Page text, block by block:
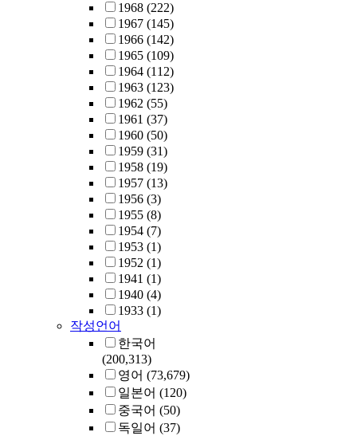
1968 (222)
1967 (145)
1966 (142)
1965 (109)
1964 (112)
1963 (123)
1962 (55)
1961 (37)
1960 (50)
1959 (31)
1958 (19)
1957 (13)
1956 (3)
1955 (8)
1954 (7)
1953 (1)
1952 (1)
1941 (1)
1940 (4)
1933 (1)
작성언어
한국어
(200,313)
영어 (73,679)
일본어 (120)
중국어 (50)
독일어 (37)